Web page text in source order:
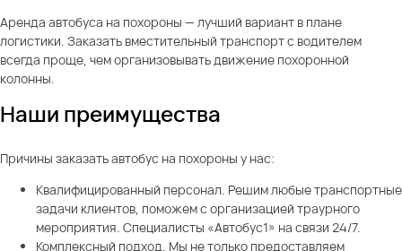
Аренда автобуса на похороны — лучший вариант в плане
логистики. Заказать вместительный транспорт с водителем
всегда проще, чем организовывать движение похоронной
колонны.
Наши преимущества
Причины заказать автобус на похороны у нас:
Квалифицированный персонал. Решим любые транспортные
задачи клиентов, поможем с организацией траурного
мероприятия. Специалисты «Автобус1» на связи 24/7.
Комплексный подход. Мы не только предоставляем